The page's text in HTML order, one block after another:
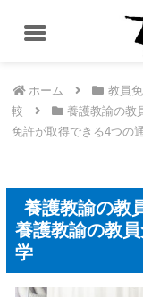
ホーム
教員
較
養護教諭の教
免許が取得できる4つの
養護教諭の教
養護教諭の教
学